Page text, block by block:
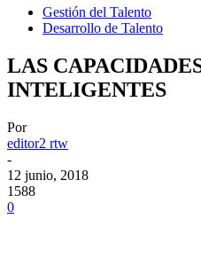
Gestión del Talento
Desarrollo de Talento
LAS
INTELIGENTES
Por
editor2 rtw
-
12 junio, 2018
1588
0